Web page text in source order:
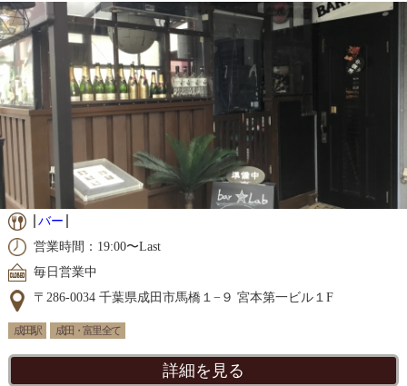
バー
営業時間：19:00〜Last
毎日営業中
〒286-0034 千葉県成田市馬橋１−９ 宮本第一ビル１F
成田駅 成田・富里 全て
詳細を見る